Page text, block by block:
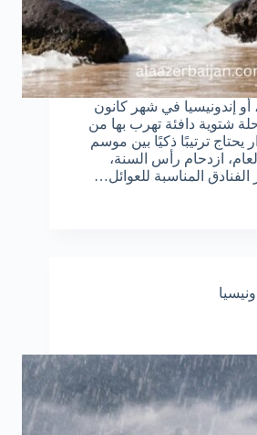
أو إندونيسيا في شهر كانون
شتوية دافئة تهرب بها من
يحتاج ترتيبًا ذكيًا بين موسم
ازدحام رأس السنة،
الفنادق المناسبة للعوائل…